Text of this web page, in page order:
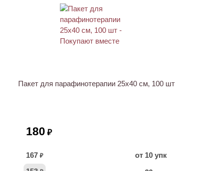
Пакет для парафинотерапии 25х40 см, 100 шт
180 ₽
167 ₽
от 10 упк